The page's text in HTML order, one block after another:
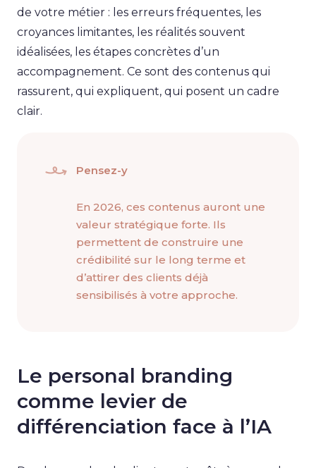
de votre métier : les erreurs fréquentes, les
croyances limitantes, les réalités souvent
idéalisées, les étapes concrètes d’un
accompagnement. Ce sont des contenus qui
rassurent, qui expliquent, qui posent un cadre
clair.
Pensez-y
En 2026, ces contenus auront une
valeur stratégique forte. Ils
permettent de construire une
crédibilité sur le long terme et
d’attirer des clients déjà
sensibilisés à votre approche.
Le personal branding
comme levier de
différenciation face à l’IA